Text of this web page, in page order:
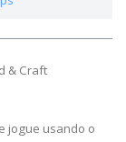
Build & Craft
jogue usando o